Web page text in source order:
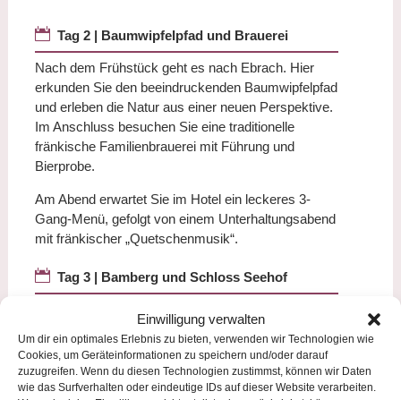
Einwilligung verwalten
Um dir ein optimales Erlebnis zu bieten, verwenden wir Technologien wie
Cookies, um Geräteinformationen zu speichern und/oder darauf
zuzugreifen. Wenn du diesen Technologien zustimmst, können wir Daten
wie das Surfverhalten oder eindeutige IDs auf dieser Website verarbeiten.
 Tag 2 | Baumwipfelpfad und Brauerei
Nach dem Frühstück geht es nach Ebrach. Hier
erkunden Sie den beeindruckenden Baumwipfelpfad
und erleben die Natur aus einer neuen Perspektive.
Im Anschluss besuchen Sie eine traditionelle
fränkische Familienbrauerei mit Führung und
Bierprobe.
Am Abend erwartet Sie im Hotel ein leckeres 3-
Gang-Menü, gefolgt von einem Unterhaltungsabend
mit fränkischer „Quetschenmusik“.
 Tag 3 | Bamberg und Schloss Seehof
Stadtführung Bamberg mit seinen historischen
Sehenswürdigkeiten Dom, der alten Hofhaltung und
dem malerischen „Klein-Venedig“. Anschließend
bleibt Zeit für ein Mittagessen oder eigene